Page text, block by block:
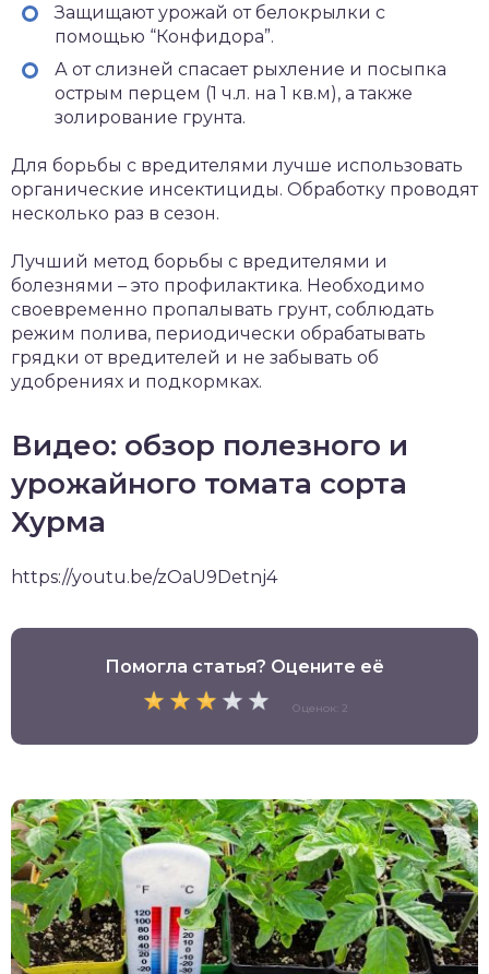
Защищают урожай от белокрылки с
помощью “Конфидора”.
А от слизней спасает рыхление и посыпка
острым перцем (1 ч.л. на 1 кв.м), а также
золирование грунта.
Для борьбы с вредителями лучше использовать
органические инсектициды. Обработку проводят
несколько раз в сезон.
Лучший метод борьбы с вредителями и
болезнями – это профилактика. Необходимо
своевременно пропалывать грунт, соблюдать
режим полива, периодически обрабатывать
грядки от вредителей и не забывать об
удобрениях и подкормках.
Видео: обзор полезного и
урожайного томата сорта
Хурма
https://youtu.be/zOaU9Detnj4
Помогла статья? Оцените её
Оценок: 2